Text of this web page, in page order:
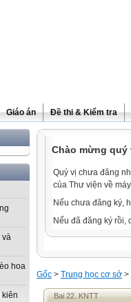
Giáo án Đề thi & Kiểm tra
và
hoa
kiên
Chào mừng quý
Quý vị chưa đăng
của Thư viện về
Nếu chưa đăng ký,
Nếu đã đăng ký rồi,
Gốc > Trung học cơ sở >
Bai 22. KNTT